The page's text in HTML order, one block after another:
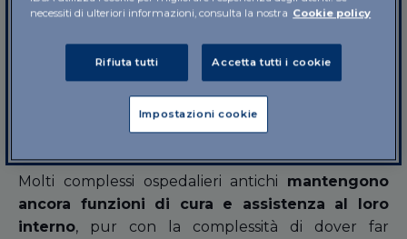
Quando allafine del XX secolo , l’evoluzione della
è stata scelta per essi, comunque, una
funzione
comunitaria e culturale, come nel caso, ad
Museo di Santa Maria della Scala a
Molti complessi ospedalieri antichi mantengono
ancora funzioni di cura e assistenza al loro
interno, pur con la complessità di dover far
necessiti di ulteriori informazioni, consulta la nostra Cookie policy
Rifiuta tutti Accetta tutti i cookie
Impostazioni cookie